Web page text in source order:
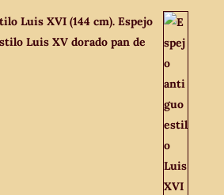
Luis XVI (144 cm). Espejo
Luis XV dorado pan de